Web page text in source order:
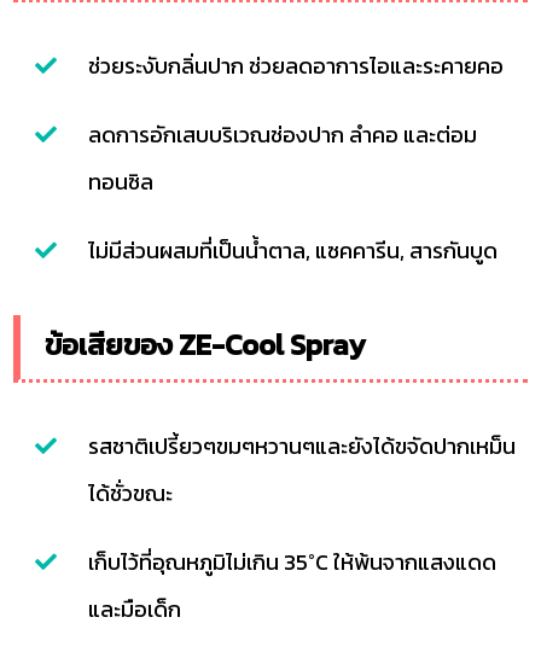
ช่วยระงับกลิ่นปาก ช่วยลดอาการไอและระคายคอ
ลดการอักเสบบริเวณช่องปาก ลำคอ และต่อม
ทอนซิล
ไม่มีส่วนผสมที่เป็นน้ำตาล, แซคคารีน, สารกันบูด
ข้อเสียของ ZE-Cool Spray
รสชาติเปรี้ยวๆขมๆหวานๆและยังได้ขจัดปากเหม็น
ได้ชั่วขณะ
เก็บไว้ที่อุณหภูมิไม่เกิน 35°C ให้พ้นจากแสงแดด
และมือเด็ก